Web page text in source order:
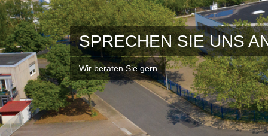
SPRECHEN SIE UNS
Wir beraten Sie gern